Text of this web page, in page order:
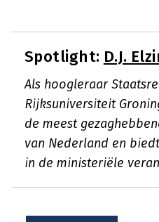
Spotlight: D.J.
Als hoogleraar
Rijksuniversiteit
de meest
van Nederland en
in de ministeriële